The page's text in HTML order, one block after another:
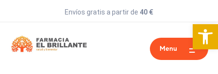
Abrir
Envíos gratis a partir de 40 €
Menu